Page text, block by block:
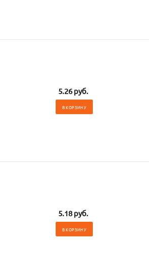
5.26 руб.
В КОРЗИНУ
5.18 руб.
В КОРЗИНУ